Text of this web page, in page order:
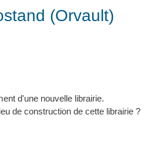
(Orvault)
d'une nouvelle librairie.
de construction de cette librairie ?